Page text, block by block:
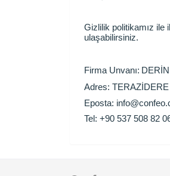
Gizlilik politikamız ile
ulaşabilirsiniz.
Firma Unvanı:
Adres:
Eposta:
Tel: +90 537 508 82